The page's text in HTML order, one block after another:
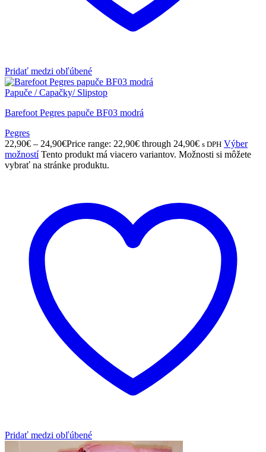
Pridať medzi obľúbené
Papuče / Capačky/ Slipstop
Barefoot Pegres papuče BF03 modrá
Pegres
22,90€ – 24,90€Price range: 22,90€ through 24,90€ s DPH Výber
možností Tento produkt má viacero variantov. Možnosti si môžete
vybrať na stránke produktu.
Pridať medzi obľúbené